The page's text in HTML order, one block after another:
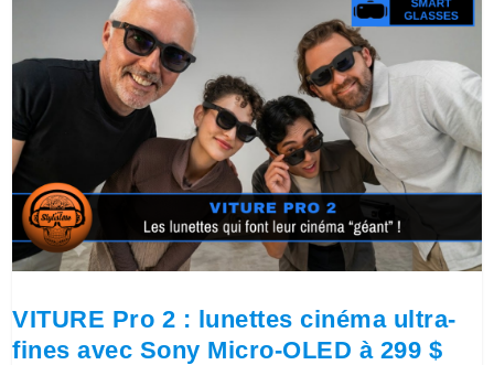
VITURE Pro 2 : lunettes cinéma ultra-
fines avec Sony Micro-OLED à 299 $